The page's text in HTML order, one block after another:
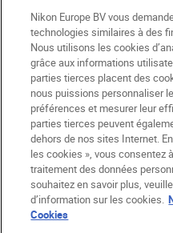
BE(fr) Nikon Sites
Contactez-nous
Avis
Conditions d’utilisation
CVG de la boutique
Nikon Europe BV vous
technologies similaires à des
Nous utilisons les cookies
grâce aux informations
parties tierces placent des
nous puissions personnaliser
préférences et mesurer leur
parties tierces peuvent
dehors de nos sites Internet.
les cookies », vous consentez
traitement des données
souhaitez en savoir plus,
d’information sur les cookies.
Cookies